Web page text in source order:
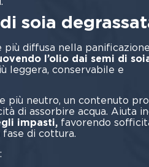
soia
più diffusa nella
l’olio dai semi di
leggera, conservabile e
più neutro, un contenuto
di assorbire acqua. Aiuta
impasti, favorendo
di cottura.
si